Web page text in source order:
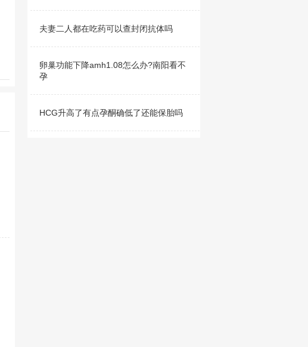
夫妻二人都在吃药可以查封闭抗体吗
卵巢功能下降amh1.08怎么办?南阳看不
孕
HCG升高了有点孕酮确低了还能保胎吗